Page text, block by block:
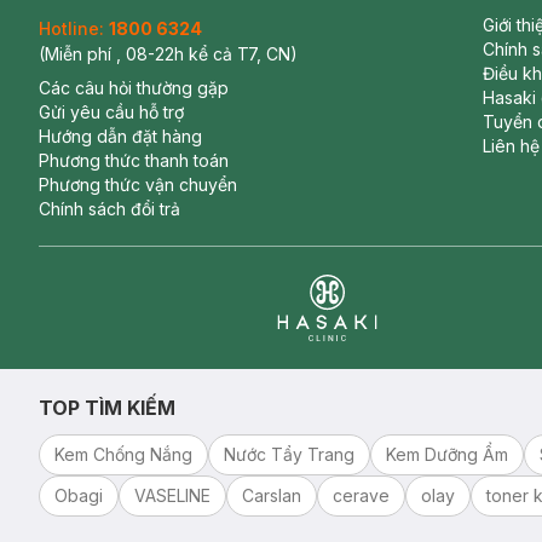
Hotline: 1800 6324
(Miễn phí , 08-22h kể cả T7, CN)
Các câu hỏi thường gặp
Gửi yêu cầu hỗ trợ
Hướng dẫn đặt hàng
Phương thức thanh toán
Phương thức vận chuyển
Chính sách đổi trả
Giới
Chính
Điều
Hasaki
Tuyển
Liên hệ
TOP TÌM KIẾM
Kem Chống Nắng Nước Tẩy Trang Kem Dưỡng Ẩm
Obagi
VASELINE Carslan cerave olay toner